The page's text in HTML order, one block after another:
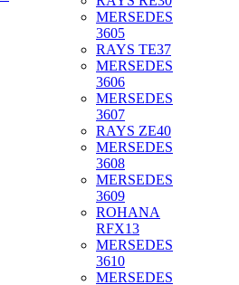
MERSEDES
3605
RAYS TE37
MERSEDES
3606
MERSEDES
3607
RAYS ZE40
MERSEDES
3608
MERSEDES
3609
ROHANA
RFX13
MERSEDES
3610
MERSEDES